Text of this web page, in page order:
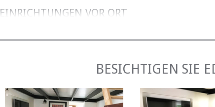
EINRICHTUNGEN VOR ORT
Edens Cottage ist nur einen Steinwurf von Durban mit
langen Esplanade entfernt. uShaka Marine World und
das Paradise Valley Nature Reserve in der Nähe von
BESICHTIGEN SIE